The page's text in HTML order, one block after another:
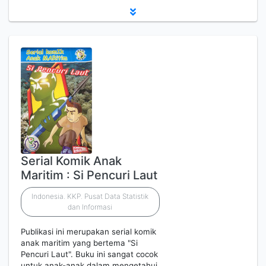
Serial Komik Anak
Maritim : Si Pencuri Laut
Indonesia. KKP. Pusat Data Statistik
dan Informasi
Publikasi ini merupakan serial komik
anak maritim yang bertema "Si
Pencuri Laut". Buku ini sangat cocok